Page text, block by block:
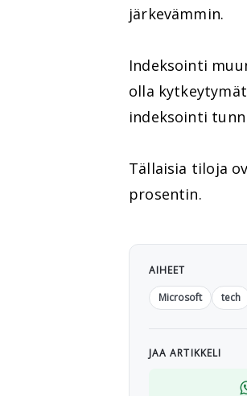
järkevämmin.
Indeksointi
olla
indeksointi
Tällaisia tiloja
prosentin.
AIHEET
Microsoft
tech
JAA ARTIKKELI